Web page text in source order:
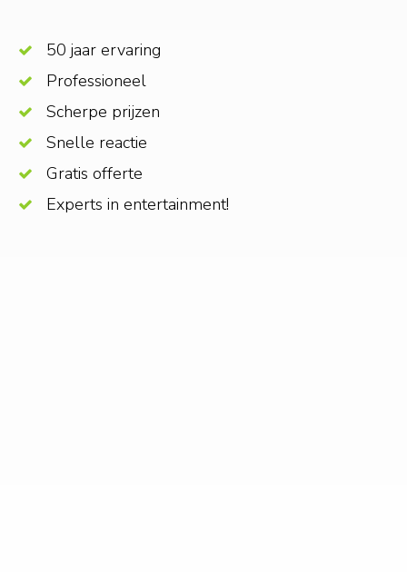
50 jaar ervaring
Professioneel
Scherpe prijzen
Snelle reactie
Gratis offerte
Experts in entertainment!